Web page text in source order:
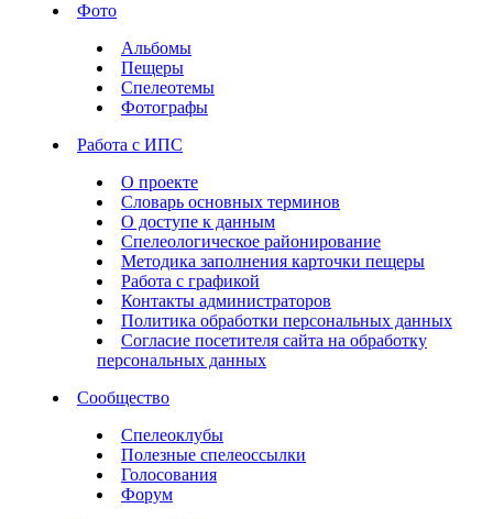
Фото
Альбомы
Пещеры
Спелеотемы
Фотографы
Работа с ИПС
О проекте
Словарь основных терминов
О доступе к данным
Спелеологическое районирование
Методика заполнения карточки пещеры
Работа с графикой
Контакты администраторов
Политика обработки персональных данных
Согласие посетителя сайта на обработку
персональных данных
Сообщество
Спелеоклубы
Полезные спелеоссылки
Голосования
Форум